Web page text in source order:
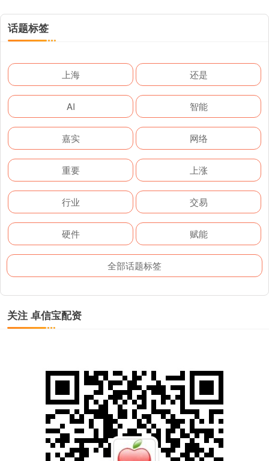
话题标签
上海 还是
AI 智能
嘉实 网络
重要 上涨
行业 交易
硬件 赋能
全部话题标签
关注 卓信宝配资